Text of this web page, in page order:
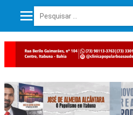
Pesquisar por: